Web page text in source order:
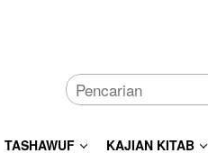
TASHAWUF KAJIAN KITAB